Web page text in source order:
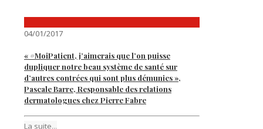
04/01/2017
« #MoiPatient, j’aimerais que l’on puisse
dupliquer notre beau système de santé sur
d’autres contrées qui sont plus démunies »,
Pascale Barre, Responsable des relations
dermatologues chez Pierre Fabre
La suite...